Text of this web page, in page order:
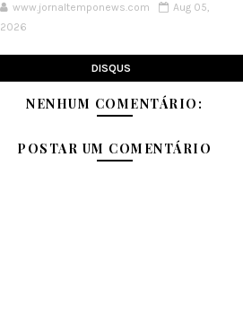
www.jornaltemponews.com
Aug 05,
2026
DISQUS
NENHUM COMENTÁRIO:
POSTAR UM COMENTÁRIO